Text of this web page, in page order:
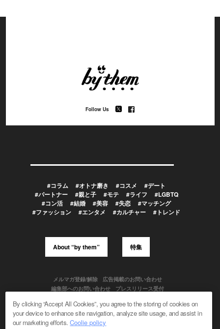
Follow Us
#コラム #オトナ磨き #コスメ
#デート
#パートナー
#親と子 #モテ #ライフ
#LGBTQ
#コン活
#結婚 #美容 #失恋
#マッチング
#ファッション
#エンタメ #カルチャー #トレンド
About “by them” 特集
メルマガ登録/解除
広告掲載のお問い合わせ
編集部へのお問い合わせ
プレスリリース受付
By clicking “Accept All Cookies”, you agree to the storing of cookies on
your device to enhance site navigation, analyze site usage, and assist in
our marketing efforts.Coolie policy